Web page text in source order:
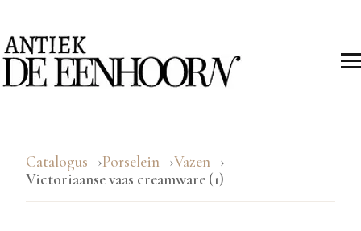
Catalogus Porselein
Vazen
Victoriaanse vaas creamware (1)